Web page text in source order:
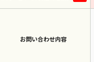
お問い合わせ内容